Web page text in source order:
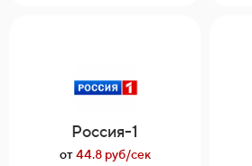
Россия-1
от44.8 руб/сек